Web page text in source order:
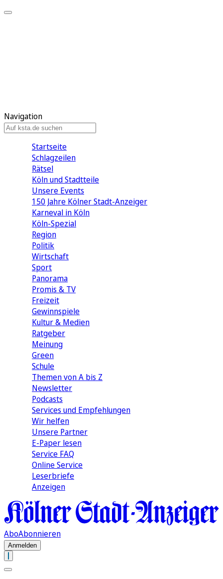
Navigation
Startseite
Schlagzeilen
Rätsel
Köln und Stadtteile
Unsere Events
150 Jahre Kölner Stadt-Anzeiger
Karneval in Köln
Köln-Spezial
Region
Politik
Wirtschaft
Sport
Panorama
Promis & TV
Freizeit
Gewinnspiele
Kultur & Medien
Ratgeber
Meinung
Green
Schule
Themen von A bis Z
Newsletter
Podcasts
Services und Empfehlungen
Wir helfen
Unsere Partner
E-Paper lesen
Service FAQ
Online Service
Leserbriefe
Anzeigen
AboAbonnieren
Anmelden